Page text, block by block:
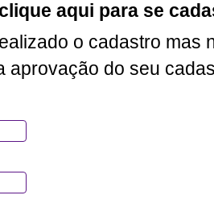
clique aqui para se
o cadastro mas
aprovação do seu